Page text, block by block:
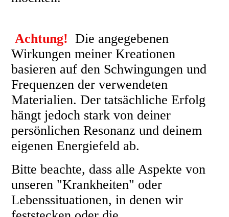
Achtung! Die angegebenen
Wirkungen meiner Kreationen
basieren auf den Schwingungen und
Frequenzen der verwendeten
Materialien. Der tatsächliche Erfolg
hängt jedoch stark von deiner
persönlichen Resonanz und deinem
eigenen Energiefeld ab.
Bitte beachte, dass alle Aspekte von
unseren "Krankheiten" oder
Lebenssituationen, in denen wir